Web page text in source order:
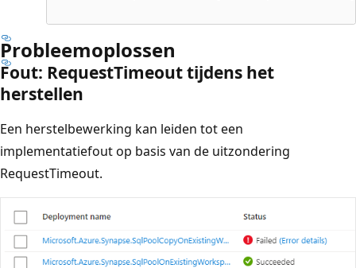
Probleemoplossen
Fout: RequestTimeout tijdens het
herstellen
Een herstelbewerking kan leiden tot een
implementatiefout op basis van de uitzondering
RequestTimeout.